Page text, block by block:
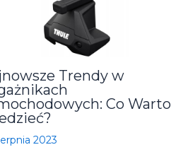
Trendy w
Co Warto
2023